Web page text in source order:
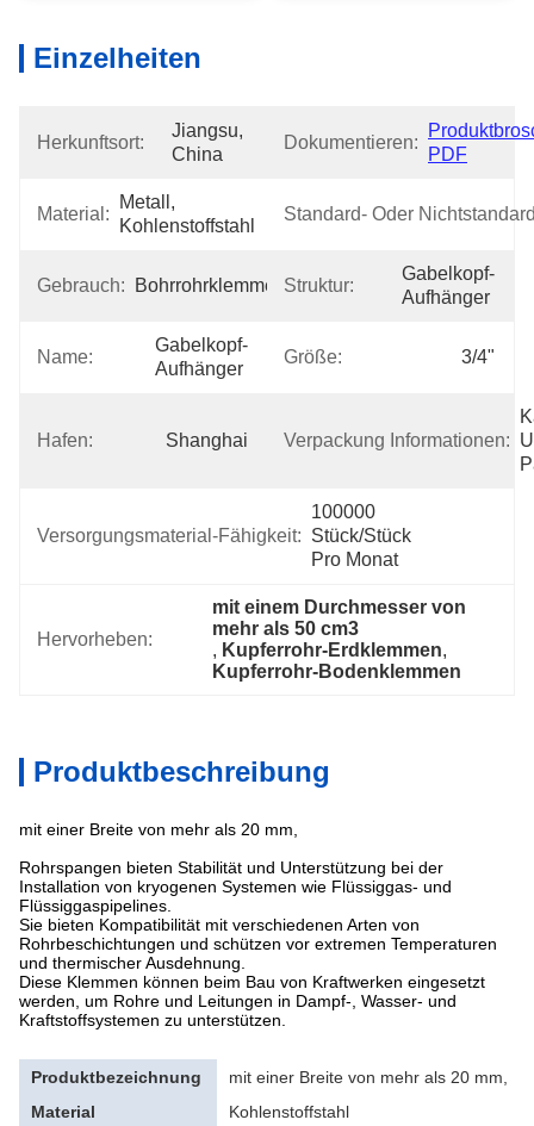
Einzelheiten
Herkunftsort:
Jiangsu,
China
Dokumentieren:
PDF
Material:
Metall,
Kohlenstoffstahl
Standard- Oder
Gebrauch: Bohrrohrklemme Struktur:
Gabelkopf-
Aufhänger
Name:
Gabelkopf-
Aufhänger
Größe: 3/4"
Hafen: Shanghai Verpackung Informationen:
Versorgungsmaterial-Fähigkeit:
100000
Stück/Stück
Pro Monat
Hervorheben:
mit einem Durchmesser von
mehr als 50 cm3
, Kupferrohr-Erdklemmen,
Kupferrohr-Bodenklemmen
Produktbeschreibung
mit einer Breite von mehr als 20 mm,
Rohrspangen bieten Stabilität und Unterstützung bei der
Installation von kryogenen Systemen wie Flüssiggas- und
Flüssiggaspipelines.
Sie bieten Kompatibilität mit verschiedenen Arten von
Rohrbeschichtungen und schützen vor extremen Temperaturen
und thermischer Ausdehnung.
Diese Klemmen können beim Bau von Kraftwerken eingesetzt
werden, um Rohre und Leitungen in Dampf-, Wasser- und
Kraftstoffsystemen zu unterstützen.
Produktbezeichnung
mit einer Breite von mehr als 20 mm,
Material
Kohlenstoffstahl